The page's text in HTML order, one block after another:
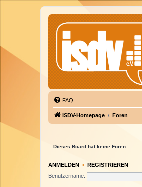
FAQ
ISDV-Homepage Foren
Dieses Board hat keine Foren.
ANMELDEN • REGISTRIEREN
Benutzername: